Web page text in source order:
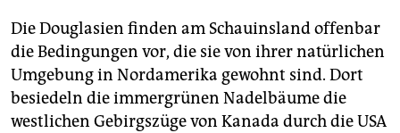
Die Douglasien finden am Schauinsland offenbar
die Bedingungen vor, die sie von ihrer natürlichen
Umgebung in Nordamerika gewohnt sind. Dort
besiedeln die immergrünen Nadelbäume die
westlichen Gebirgszüge von Kanada durch die USA